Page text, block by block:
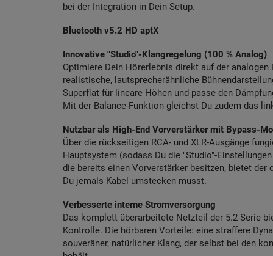
bei der Integration in Dein Setup.
Bluetooth v5.2 HD aptX
Innovative "Studio"-Klangregelung (100 % Analog)
Optimiere Dein Hörerlebnis direkt auf der
realistische, lautsprecherähnliche
Superflat für lineare Höhen und passe den
Mit der Balance-Funktion gleichst Du zudem das
Nutzbar als High-End Vorverstärker mit Bypass-
Über die rückseitigen RCA- und XLR-Ausgänge
Hauptsystem (sodass Du die "Studio"-
die bereits einen Vorverstärker besitzen, bietet der
Du jemals Kabel umstecken musst.
Verbesserte interne Stromversorgung
Das komplett überarbeitete Netzteil der 5.2-Serie
Kontrolle. Die hörbaren Vorteile: eine straffere
souveräner, natürlicher Klang, der selbst bei den